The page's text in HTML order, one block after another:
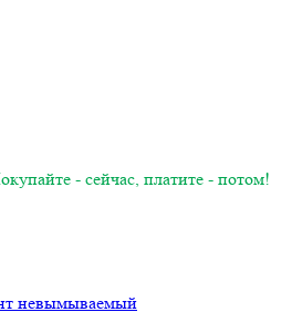
- сейчас, платите - потом!
невымываемый